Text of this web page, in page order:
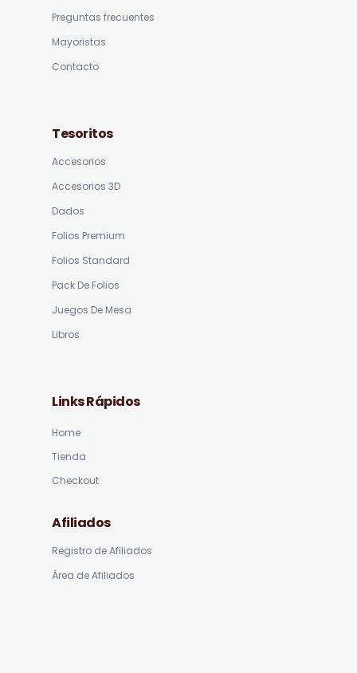
Preguntas frecuentes
Mayoristas
Contacto
Tesoritos
Accesorios
Accesorios 3D
Dados
Folios Premium
Folios Standard
Pack De Folios
Juegos De Mesa
Libros
Links Rápidos
Home
Tienda
Checkout
Afiliados
Registro de Afiliados
Área de Afiliados